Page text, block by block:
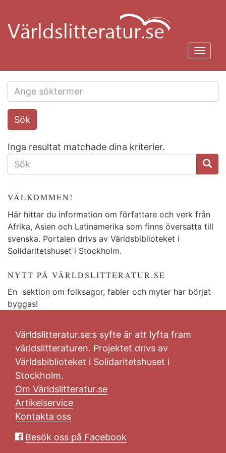
huvudinnehåll
Search
this
Sök
Inga resultat matchade dina kriterier.
SÖKFORMULÄR
VÄLKOMMEN!
Här hittar du information om författare och verk från
Afrika, Asien och Latinamerika som finns översatta till
svenska. Portalen drivs av Världsbiblioteket i
Solidaritetshuset i Stockholm.
NYTT PÅ VÄRLDSLITTERATUR.SE
En sektion om folksagor, fabler och myter har börjat
byggas!
Världslitteratur.se:s syfte är att lyfta fram
världslitteraturen. Projektet drivs av
Världsbiblioteket i Solidaritetshuset i
Stockholm.
Om Världslitteratur.se
Artikelservice
Kontakta oss
Besök oss på Facebook